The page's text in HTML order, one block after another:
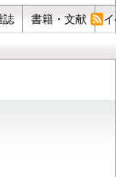
誌 書籍・文献